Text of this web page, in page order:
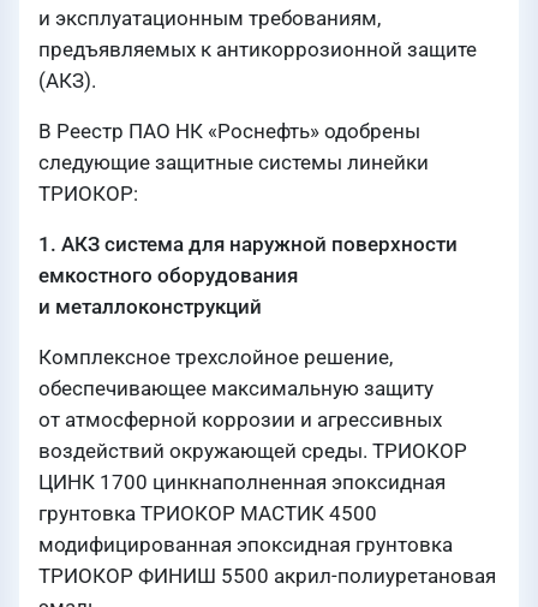
и эксплуатационным требованиям,
предъявляемых к антикоррозионной защите
(АКЗ).
В Реестр ПАО НК «Роснефть» одобрены
следующие защитные системы линейки
ТРИОКОР:
1. АКЗ система для наружной поверхности
емкостного оборудования
и металлоконструкций
Комплексное трехслойное решение,
обеспечивающее максимальную защиту
от атмосферной коррозии и агрессивных
воздействий окружающей среды. ТРИОКОР
ЦИНК 1700 цинкнаполненная эпоксидная
грунтовка ТРИОКОР МАСТИК 4500
модифицированная эпоксидная грунтовка
ТРИОКОР ФИНИШ 5500 акрил-полиуретановая